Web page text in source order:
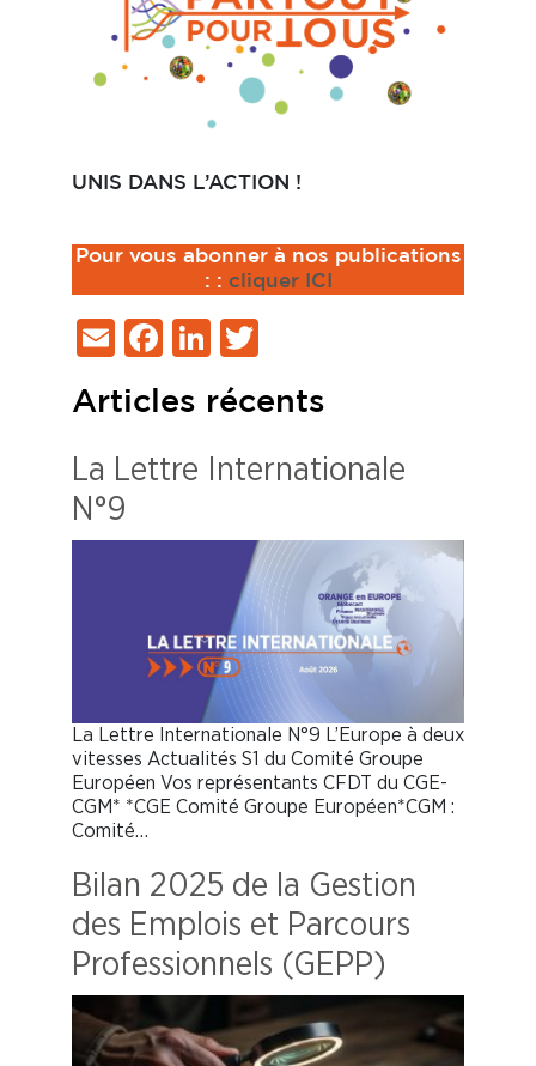
UNIS DANS L’ACTION !
Pour vous abonner à nos publications
: : cliquer ICI
EmailFacebook
LinkedIn
Articles récents
La Lettre Internationale
N°9
La Lettre Internationale N°9 L’Europe à deux
vitesses Actualités S1 du Comité Groupe
Européen Vos représentants CFDT du CGE-
CGM* *CGE Comité Groupe Européen*CGM :
Comité…
Bilan 2025 de la Gestion
des Emplois et Parcours
Professionnels (GEPP)